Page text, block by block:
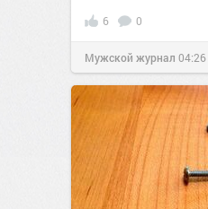
6 0
Мужской журнал 04:26